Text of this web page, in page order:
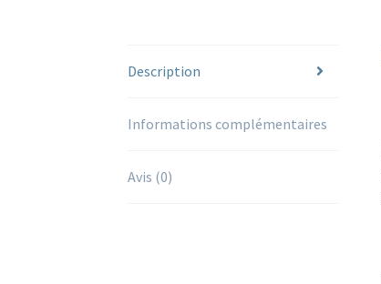
Description
Informations complémentaires
Avis (0)